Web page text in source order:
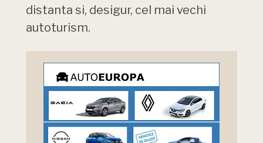
distanta si, desigur, cel mai vechi
autoturism.